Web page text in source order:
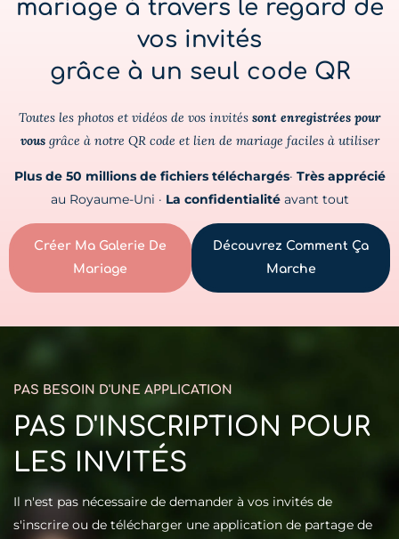
mariage à travers le regard de
vos invités
grâce à un seul code QR
Toutes les photos et vidéos de vos invités sont enregistrées pour
vousgrâce à notre QR code et lien de mariage faciles à utiliser
Plus de 50 millions de fichiers téléchargés· Très apprécié
au Royaume-Uni · La confidentialitéavant tout
Créer Ma Galerie De
Mariage
Découvrez Comment Ça
Marche
PAS BESOIN D'UNE APPLICATION
PAS D'INSCRIPTION POUR
LES INVITÉS
Il n'est pas nécessaire de demander à vos invités de
s'inscrire ou de télécharger une application de partage de